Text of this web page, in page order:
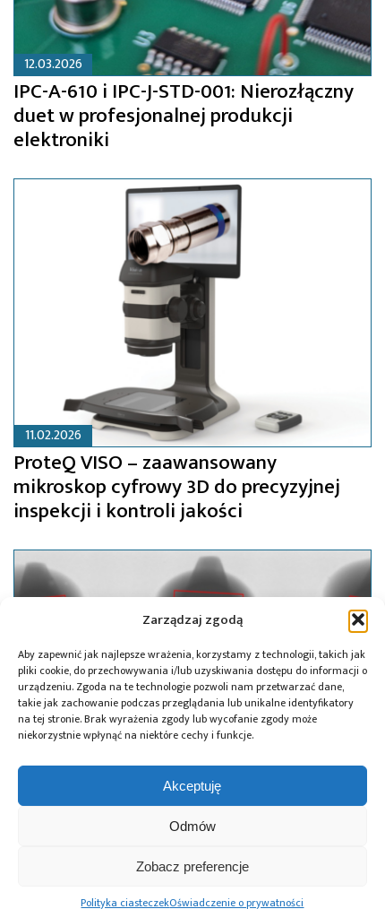
Zarządzaj zgodą
Aby zapewnić jak najlepsze wrażenia, korzystamy z technologii, takich jak
pliki cookie, do przechowywania i/lub uzyskiwania dostępu do informacji o
urządzeniu. Zgoda na te technologie pozwoli nam przetwarzać dane,
takie jak zachowanie podczas przeglądania lub unikalne identyfikatory
na tej stronie. Brak wyrażenia zgody lub wycofanie zgody może
niekorzystnie wpłynąć na niektóre cechy i funkcje.
Akceptuję
Odmów
Zobacz preferencje
Polityka ciasteczekOświadczenie o prywatności
12.03.2026
IPC-A-610 i IPC-J-STD-001: Nierozłączny
duet w profesjonalnej produkcji
elektroniki
11.02.2026
ProteQ VISO – zaawansowany
mikroskop cyfrowy 3D do precyzyjnej
inspekcji i kontroli jakości
14.10.2025
Xspection 1860 od Scienscope –
nowoczesna inspekcja rentgenowska
w zasięgu mniejszych firm